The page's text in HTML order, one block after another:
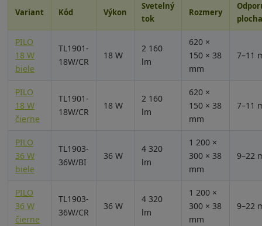
Variant Kód Výkon
Svetelný
tok
Rozmery
PILO
18 W
biele
TL1901-
18W/CR
18 W
2 160
lm
620 ×
150 × 38
mm
7–11
PILO
18 W
čierne
TL1901-
18W/CR
18 W
2 160
lm
620 ×
150 × 38
mm
7–11
PILO
36 W
biele
TL1903-
36W/BI
36 W
4 320
lm
1 200 ×
300 × 38
mm
9–22
PILO
36 W
čierne
TL1903-
36W/CR
36 W
4 320
lm
1 200 ×
300 × 38
mm
9–22